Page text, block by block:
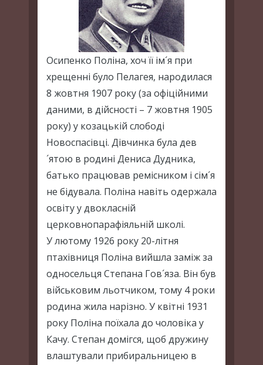
Осипенко Поліна, хоч її ім´я при
хрещенні було Пелагея, народилася
8 жовтня 1907 року (за офіційними
даними, в дійсності – 7 жовтня 1905
року) у козацькій слободі
Новоспасівці. Дівчинка була дев
´ятою в родині Дениса Дудника,
батько працював ремісником і сім´я
не бідувала. Поліна навіть одержала
освіту у двокласній
церковнопарафіяльній школі.
У лютому 1926 року 20-літня
птахівниця Поліна вийшла заміж за
односельця Степана Гов´яза. Він був
військовим льотчиком, тому 4 роки
родина жила нарізно. У квітні 1931
року Поліна поїхала до чоловіка у
Качу. Степан домігся, щоб дружину
влаштували прибиральницею в